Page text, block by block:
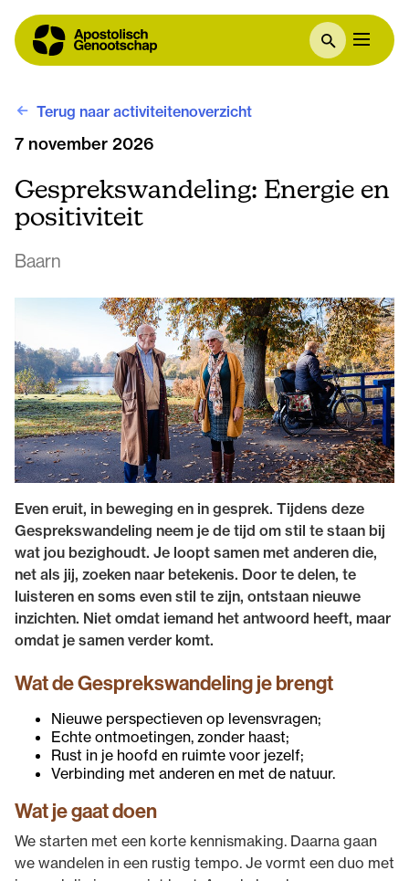
Terug naar activiteitenoverzicht
7 november 2026
Gesprekswandeling: Energie en
positiviteit
Baarn
Even eruit, in beweging en in gesprek. Tijdens deze
Gesprekswandeling neem je de tijd om stil te staan bij
wat jou bezighoudt. Je loopt samen met anderen die,
net als jij, zoeken naar betekenis. Door te delen, te
luisteren en soms even stil te zijn, ontstaan nieuwe
inzichten. Niet omdat iemand het antwoord heeft, maar
omdat je samen verder komt.
Wat de Gesprekswandeling je brengt
Nieuwe perspectieven op levensvragen;
Echte ontmoetingen, zonder haast;
Rust in je hoofd en ruimte voor jezelf;
Verbinding met anderen en met de natuur.
Wat je gaat doen
We starten met een korte kennismaking. Daarna gaan
we wandelen in een rustig tempo. Je vormt een duo met